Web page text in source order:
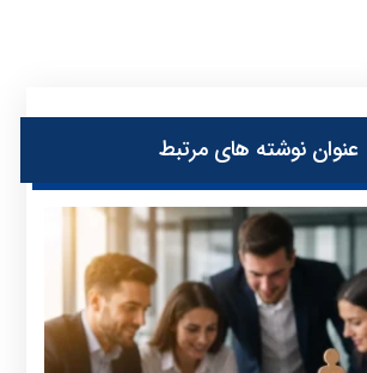
عنوان ‫نوشته های مرتبط